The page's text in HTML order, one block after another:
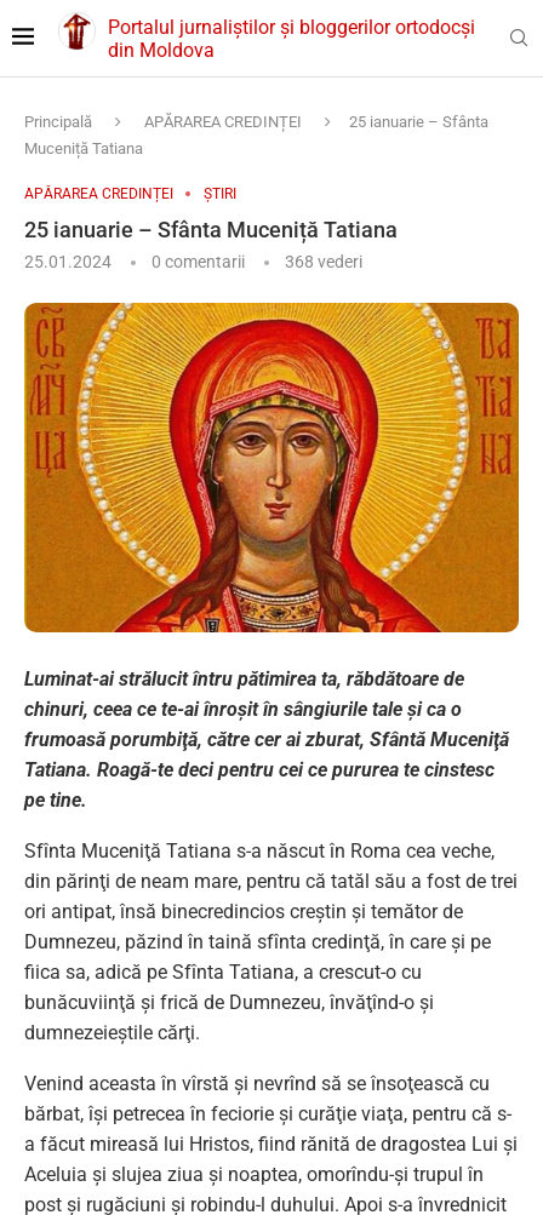
Portalul jurnaliștilor și bloggerilor ortodocși
din Moldova
Principală APĂRAREA CREDINȚEI
25 ianuarie – Sfânta
Muceniță Tatiana
APĂRAREA CREDINȚEI ȘTIRI
25 ianuarie – Sfânta Muceniță Tatiana
25.01.2024 0 comentarii 368 vederi
Luminat-ai strălucit întru pătimirea ta, răbdătoare de
chinuri, ceea ce te-ai înroşit în sângiurile tale şi ca o
frumoasă porumbiţă, către cer ai zburat, Sfântă Muceniţă
Tatiana. Roagă-te deci pentru cei ce pururea te cinstesc
pe tine.
Sfînta Muceniţă Tatiana s-a născut în Roma cea veche,
din părinţi de neam mare, pentru că tatăl său a fost de trei
ori antipat, însă binecredincios creştin şi temător de
Dumnezeu, păzind în taină sfînta credinţă, în care şi pe
fiica sa, adică pe Sfînta Tatiana, a crescut-o cu
bunăcuviinţă şi frică de Dumnezeu, învăţînd-o şi
dumnezeieştile cărţi.
Venind aceasta în vîrstă şi nevrînd să se însoţească cu
bărbat, îşi petrecea în feciorie şi curăţie viaţa, pentru că s-
a făcut mireasă lui Hristos, fiind rănită de dragostea Lui şi
Aceluia şi slujea ziua şi noaptea, omorîndu-şi trupul în
post şi rugăciuni şi robindu-l duhului. Apoi s-a învrednicit